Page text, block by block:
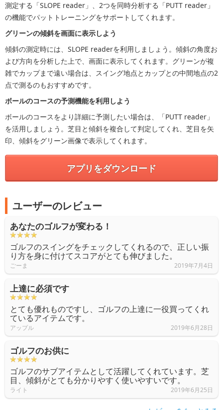
測定する「SLOPE reader」、2つを同時分析する「PUTT reader」
の機能でパットトレーニングをサポートしてくれます。
グリーンの傾斜を画面に表示しよう
傾斜の測定時には、SLOPE readerを利用しましょう。傾斜の角度お
よび方向を分析した上で、画面に表示してくれます。グリーンが複
雑でカップまで遠い場合は、スイング地点とカップとの中間地点の2
点で測るのもおすすめです。
ボールのコースの予測機能を利用しよう
ボールのコースをより詳細に予測したい場合は、「PUTT reader」
を活用しましょう。芝目と傾斜を複合して判定してくれ、芝目を矢
印、傾斜をグリーン画像で表示してくれます。
アプリをダウンロード
ユーザーのレビュー
あなたのゴルフが変わる！
ゴルフのスイングをチェックしてくれるので、正しい振
り方を身に付けてスコアがとても伸びました。
ごーま 2019年7月4日
上達に必須です
とても優れものですし、ゴルフの上達に一役買ってくれ
ているアイテムです。
アップル 2019年6月28日
ゴルフのお供に
ゴルフのサブアイテムとして活躍してくれています。芝
目、傾斜がとても分かりやすく使いやすいです。
ライト 2019年6月25日